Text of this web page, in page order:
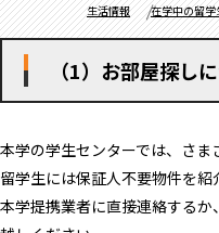
在学中の留学
生活情報
（1）お部屋探し
本学の学生センターでは、さま
留学生には保証人不要物件を紹
本学提携業者に直接連絡する